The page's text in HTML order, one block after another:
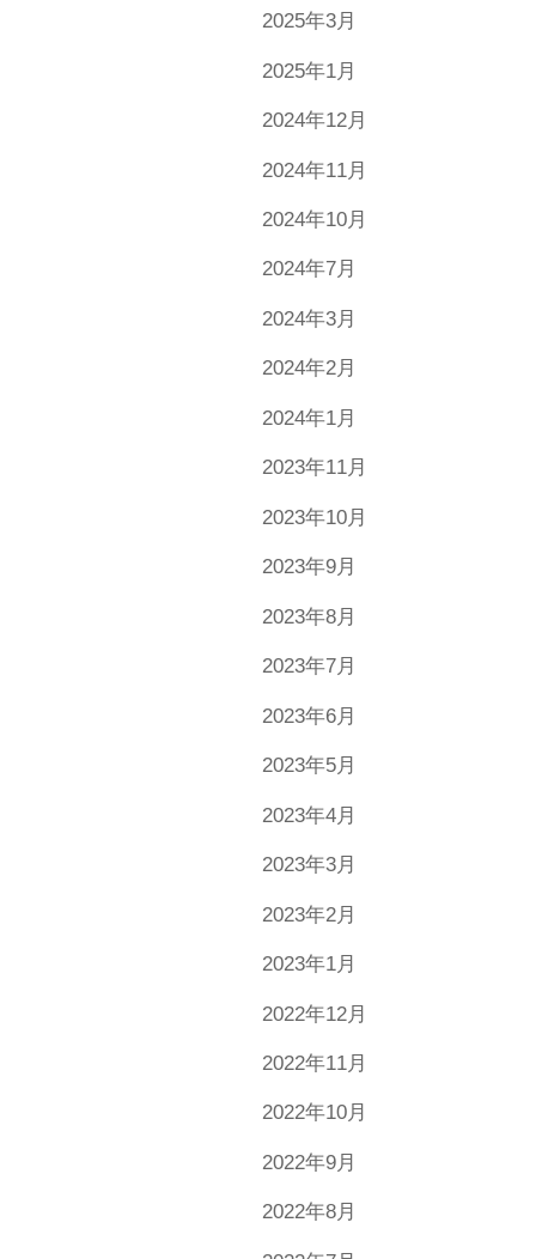
2025年3月
2025年1月
2024年12月
2024年11月
2024年10月
2024年7月
2024年3月
2024年2月
2024年1月
2023年11月
2023年10月
2023年9月
2023年8月
2023年7月
2023年6月
2023年5月
2023年4月
2023年3月
2023年2月
2023年1月
2022年12月
2022年11月
2022年10月
2022年9月
2022年8月